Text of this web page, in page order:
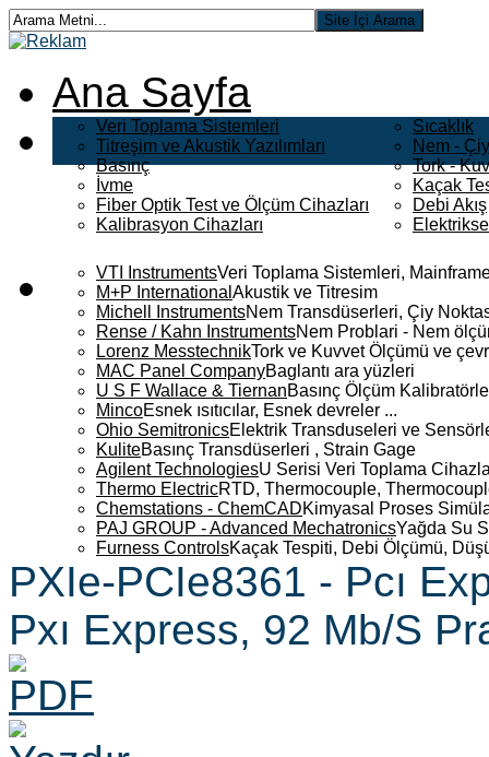
Ana Sayfa
Veri Toplama Sistemleri
Titreşim ve Akustik Yazılımları
Basınç
İvme
Fiber Optik Test ve Ölçüm Cihazları
Kalibrasyon Cihazları
Sıcaklık
Nem -
Tork -
Kaçak
Debi Akış
VTI InstrumentsVeri Toplama Sistemleri,
M+P International Akustik ve Titresim
Michell InstrumentsNem Transdüserleri, Çiy
Rense / Kahn InstrumentsNem Problari - Nem
Lorenz MesstechnikTork ve Kuvvet Ölçümü ve
MAC Panel CompanyBaglantı ara yüzleri
U S F Wallace & TiernanBasınç Ölçüm
MincoEsnek ısıtıcılar, Esnek devreler ...
Ohio SemitronicsElektrik Transduseleri ve
KuliteBasınç Transdüserleri , Strain Gage
Agilent TechnologiesU Serisi Veri Toplama
Thermo ElectricRTD, Thermocouple,
Chemstations - ChemCADKimyasal Proses
PAJ GROUP - Advanced MechatronicsYağda Su
Furness ControlsKaçak Tespiti, Debi Ölçümü,
PXIe-PCIe8361 - Pcı
Pxı Express, 92 Mb/S